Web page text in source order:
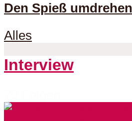
Den Spieß umdrehen
Alles
Interview